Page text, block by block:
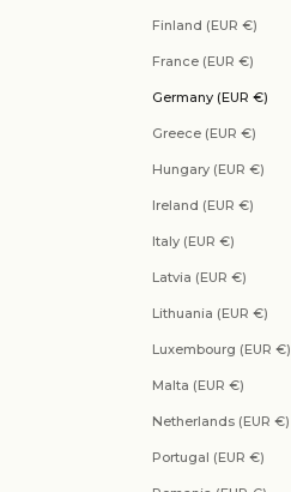
Finland (EUR €)
France (EUR €)
Germany (EUR €)
Greece (EUR €)
Hungary (EUR €)
Ireland (EUR €)
Italy (EUR €)
Latvia (EUR €)
Lithuania (EUR €)
Luxembourg (EUR €)
Malta (EUR €)
Netherlands (EUR €)
Portugal (EUR €)